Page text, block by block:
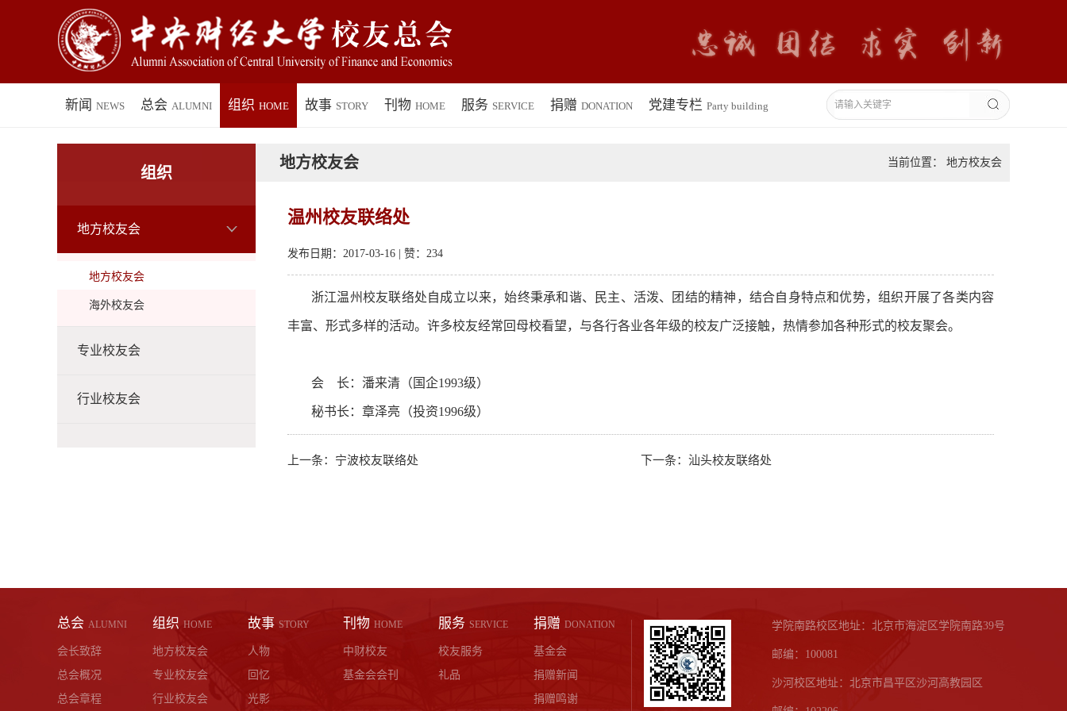
新闻 NEWS 总会 ALUMNI 组织 HOME 故事 STORY 刊物 HOME 服务 SERVICE 捐赠 DONATION 党建专栏 Party building
组织
地方校友会
地方校友会
海外校友会
专业校友会
行业校友会
地方校友会 当前位置： 地方校友会
温州校友联络处
发布日期：2017-03-16 | 赞： 234
浙江温州校友联络处自成立以来，始终秉承和谐、民主、活泼、团结的精神，结合自身特点和优势，组织开展了各类内容
丰富、形式多样的活动。许多校友经常回母校看望，与各行各业各年级的校友广泛接触，热情参加各种形式的校友聚会。
会 长：潘来清（国企1993级）
秘书长： 章泽亮（投资1996级）
上一条： 宁波校友联络处 下一条： 汕头校友联络处
总会 ALUMNI
会长致辞
总会概况
总会章程
组织 HOME
地方校友会
专业校友会
行业校友会
故事 STORY
人物
回忆
光影
刊物 HOME
中财校友
基金会会刊
服务 SERVICE
校友服务
礼品
捐赠 DONATION
基金会
捐赠新闻
捐赠鸣谢
学院南路校区地址：北京市海淀区学院南路39号
邮编：100081
沙河校区地址：北京市昌平区沙河高教园区